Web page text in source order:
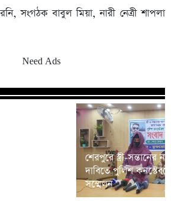
সংগঠক বাবুল মিয়া, নারী নেত্রী শাপলা
শেরপুরে স্ত্রী-সন্তানের
দাবিতে পুলিশ
সম্মেলন